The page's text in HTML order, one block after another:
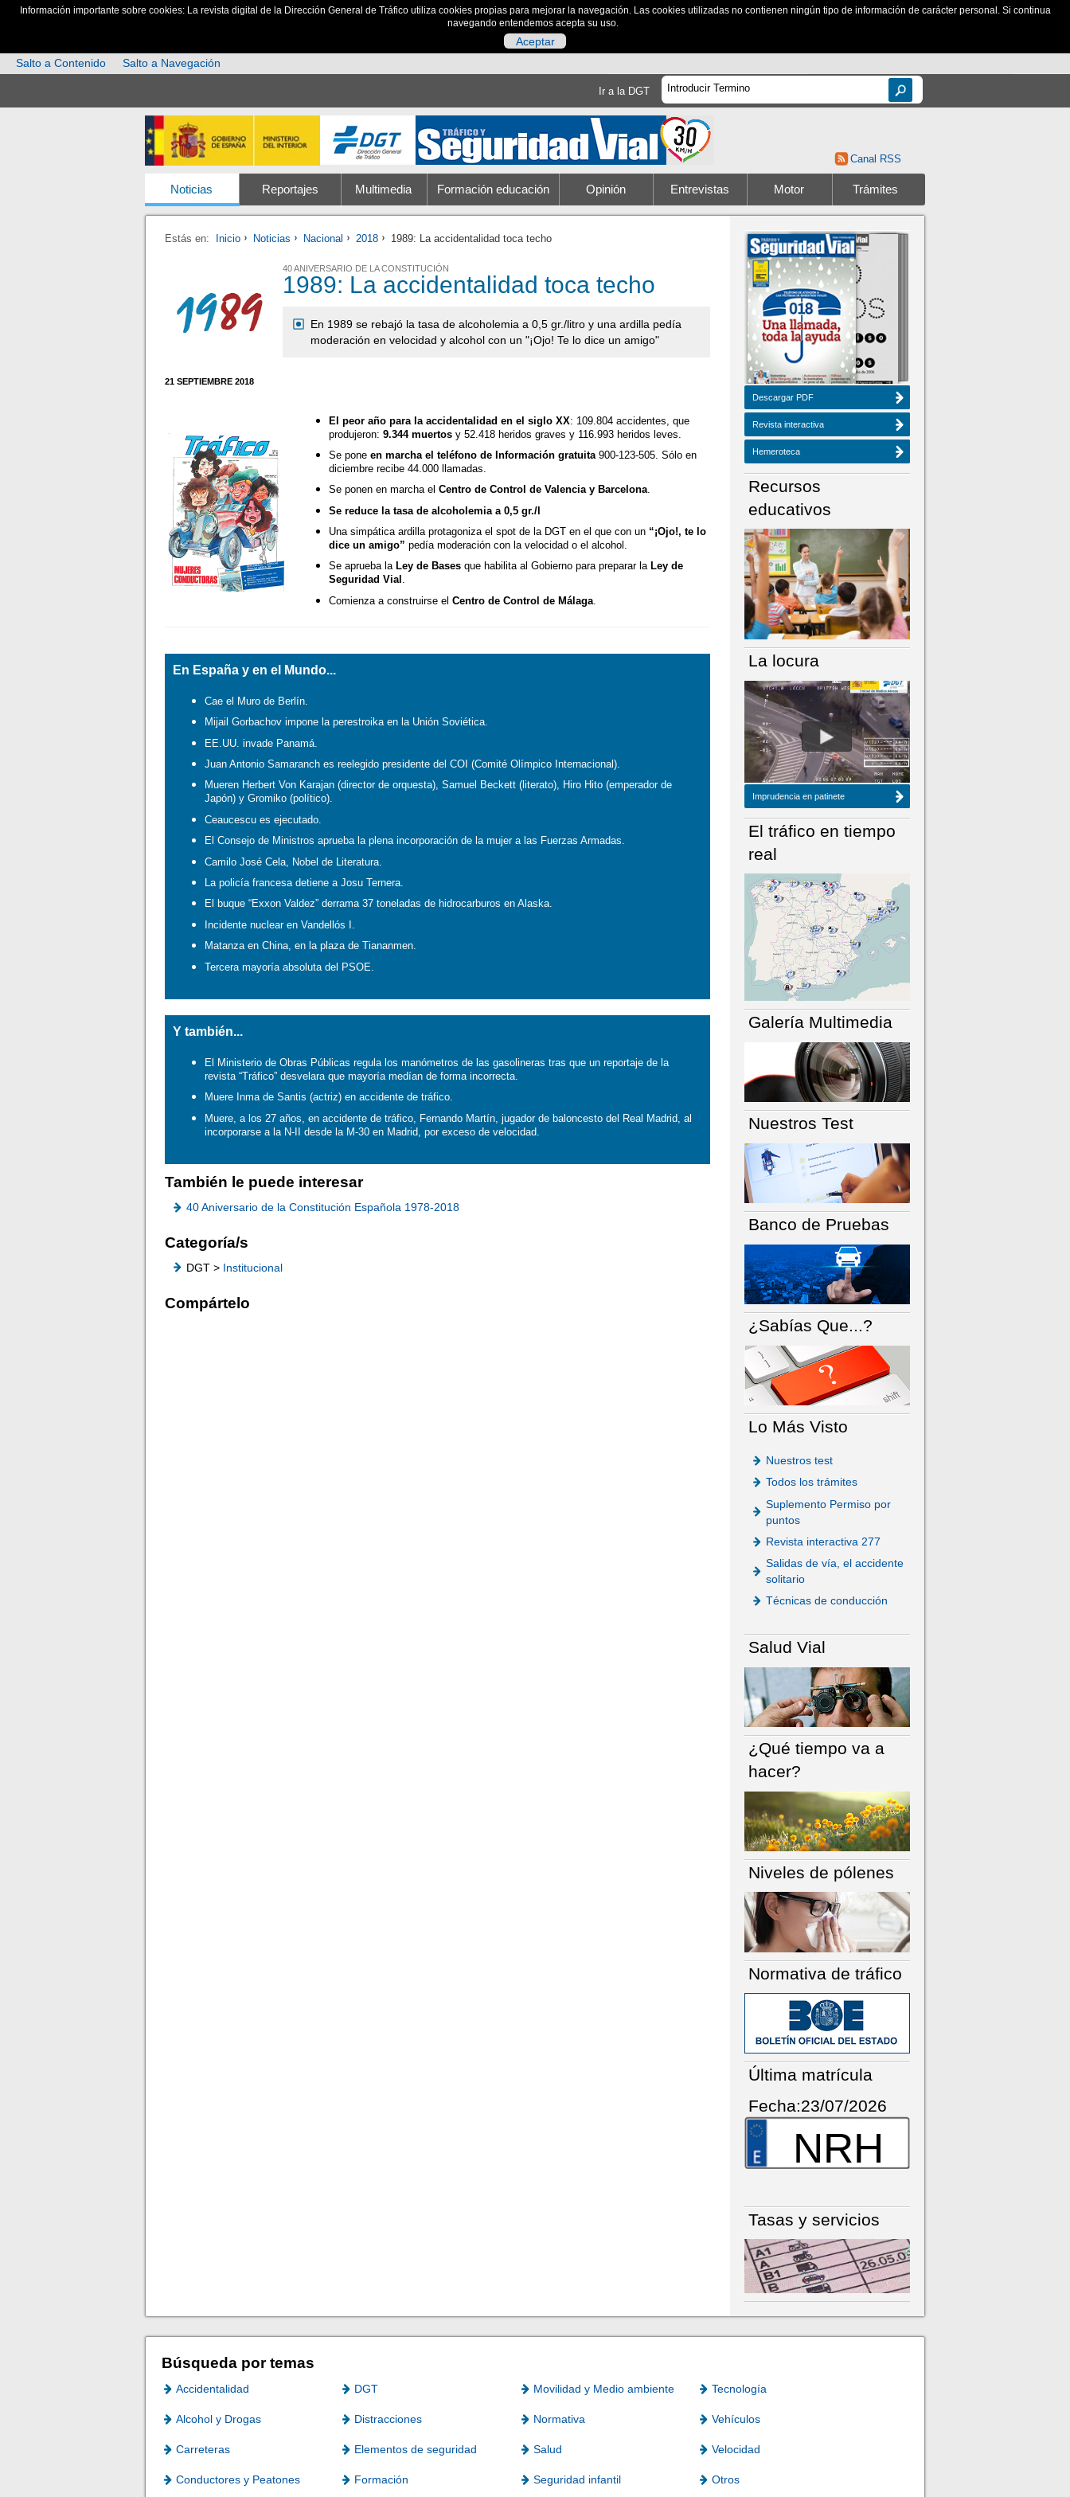
Información importante sobre cookies: La revista digital de la Dirección General de Tráfico utiliza cookies propias para mejorar la navegación. Las cookies utilizadas no contienen ningún tipo de información de carácter personal. Si continua
navegando entendemos acepta su uso.
Aceptar
Salto a Contenido
Salto a Navegación
Ir a la DGT
Canal RSS
Noticias Reportajes Multimedia Formación educación Opinión Entrevistas Motor Trámites
Estás en: Inicio Noticias Nacional 2018 1989: La accidentalidad toca techo
40 ANIVERSARIO DE LA CONSTITUCIÓN
1989: La accidentalidad toca techo
En 1989 se rebajó la tasa de alcoholemia a 0,5 gr./litro y una ardilla pedía
moderación en velocidad y alcohol con un "¡Ojo! Te lo dice un amigo"
21 SEPTIEMBRE 2018
El peor año para la accidentalidad en el siglo XX: 109.804 accidentes, que
produjeron:9.344 muertos y 52.418 heridos graves y 116.993 heridos leves.
Se poneen marcha el teléfono de Información gratuita 900-123-505. Sólo en
diciembre recibe 44.000 llamadas.
Se ponen en marcha elCentro de Control de Valencia y Barcelona.
Se reduce la tasa de alcoholemia a 0,5 gr./l
Una simpática ardilla protagoniza el spot de la DGT en el que con un “¡Ojo!, te lo
dice un amigo” pedía moderación con la velocidad o el alcohol.
Se aprueba la Ley de Bases que habilita al Gobierno para preparar la Ley de
Seguridad Vial .
Comienza a construirse elCentro de Control de Málaga
En España y en el Mundo...
Cae el Muro de Berlín.
Mijail Gorbachov impone la perestroika en la Unión Soviética.
EE.UU. invade Panamá.
Juan Antonio Samaranch es reelegido presidente del COI (Comité Olímpico Internacional).
Mueren Herbert Von Karajan (director de orquesta), Samuel Beckett (literato), Hiro Hito (emperador de
Japón) y Gromiko (político).
Ceaucescu es ejecutado.
El Consejo de Ministros aprueba la plena incorporación de la mujer a las Fuerzas Armadas.
Camilo José Cela, Nobel de Literatura.
La policía francesa detiene a Josu Ternera.
El buque “Exxon Valdez” derrama 37 toneladas de hidrocarburos en Alaska.
Incidente nuclear en Vandellós I.
Matanza en China, en la plaza de Tiananmen.
Tercera mayoría absoluta del PSOE.
Y también...
El Ministerio de Obras Públicas regula los manómetros de las gasolineras tras que un reportaje de la
revista “Tráfico” desvelara que mayoría medían de forma incorrecta.
Muere Inma de Santis (actriz) en accidente de tráfico.
Muere, a los 27 años, en accidente de tráfico, Fernando Martín, jugador de baloncesto del Real Madrid, al
incorporarse a la N-II desde la M-30 en Madrid, por exceso de velocidad.
También le puede interesar
40 Aniversario de la Constitución Española 1978-2018
Categoría/s
DGT > Institucional
Compártelo
NÚMERO ACTUAL HEMEROTECA
Descargar PDF
Revista interactiva
Hemeroteca
Recursos
educativos
La locura
Imprudencia en patinete
El tráfico en tiempo
real
Galería Multimedia
Nuestros Test
Banco de Pruebas
¿Sabías Que...?
Lo Más Visto
Nuestros test
Todos los trámites
Suplemento Permiso por
puntos
Revista interactiva 277
Salidas de vía, el accidente
solitario
Técnicas de conducción
Salud Vial
¿Qué tiempo va a
hacer?
Niveles de pólenes
Normativa de tráfico
Última matrícula
Fecha:23/07/2026
NRH
Tasas y servicios
Búsqueda por temas
Accidentalidad DGT Movilidad y Medio ambiente Tecnología
Alcohol y Drogas Distracciones Normativa Vehículos
Carreteras Elementos de seguridad Salud Velocidad
Conductores y Peatones Formación Seguridad infantil Otros